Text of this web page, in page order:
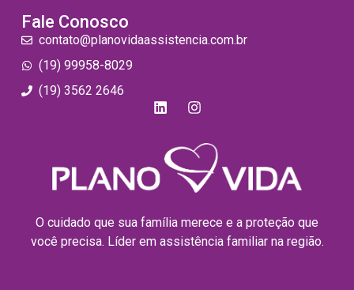
O cuidado que sua família merece e a proteção que
você precisa. Líder em assistência familiar na região.
Fale Conosco
contato@planovidaassistencia.com.br
(19) 99958-8029
(19) 3562 2646